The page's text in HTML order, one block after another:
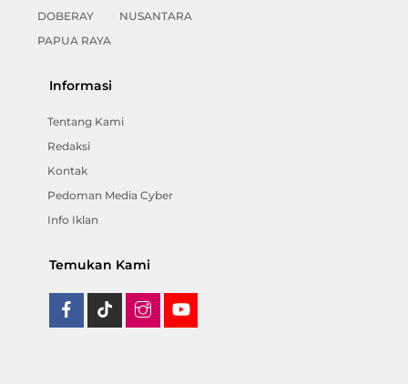
DOBERAY
PAPUA RAYA
NUSANTARA
Informasi
Tentang Kami
Redaksi
Kontak
Pedoman Media Cyber
Info Iklan
Temukan Kami